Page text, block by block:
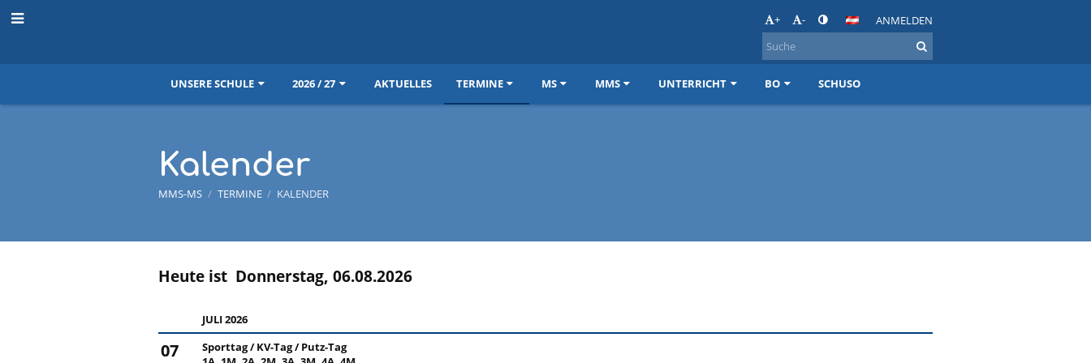
+ - ANMELDEN
UNSERE SCHULE 2026 / 27 AKTUELLES TERMINE MS MMS UNTERRICHT BO SCHUSO
Kalender
MMS-MS / TERMINE / KALENDER
Kalender
Heute ist Donnerstag, 06.08.2026
JULI 2026
07
Sporttag / KV-Tag / Putz-Tag